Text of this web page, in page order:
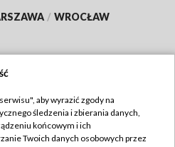
/ WROCŁAW
TVP
TVP
aby wyrazić zgody na
śledzenia i zbierania danych,
końcowym i ich
Twoich danych osobowych przez